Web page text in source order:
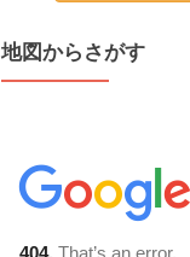
地図からさがす